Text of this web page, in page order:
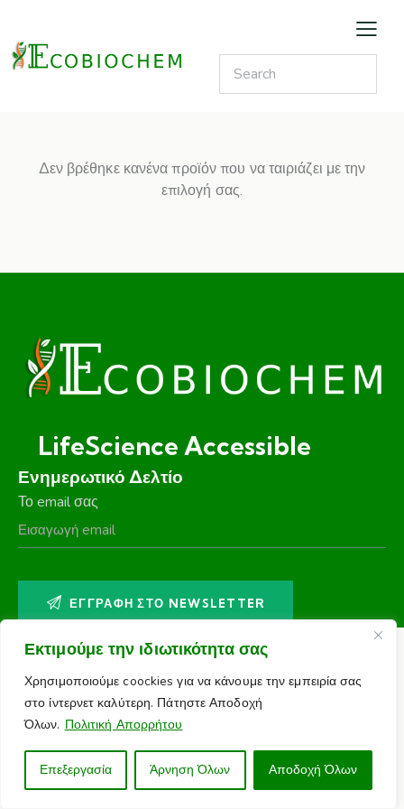
Εκτιμούμε την ιδιωτικότητα σας
Χρησιμοποιούμε coockies για να κάνουμε την εμπειρία σας
στο ίντερνετ καλύτερη. Πάτηστε Αποδοχή
Όλων. Πολιτική Απορρήτου
Επεξεργασία Άρνηση Όλων Αποδοχή Όλων
Δεν βρέθηκε κανένα προϊόν που να ταιριάζει με την
επιλογή σας.
LifeScience Accessible
Ενημερωτικό Δελτίο
Το email σας